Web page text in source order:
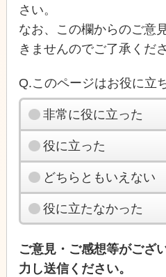
さい。
なお、この欄からのご意
きませんのでご了承くださ
Q.このページはお役に立
非常に役に立った
役に立った
どちらともいえない
役に立たなかった
ご意見・ご感想等がござ
力し送信ください。